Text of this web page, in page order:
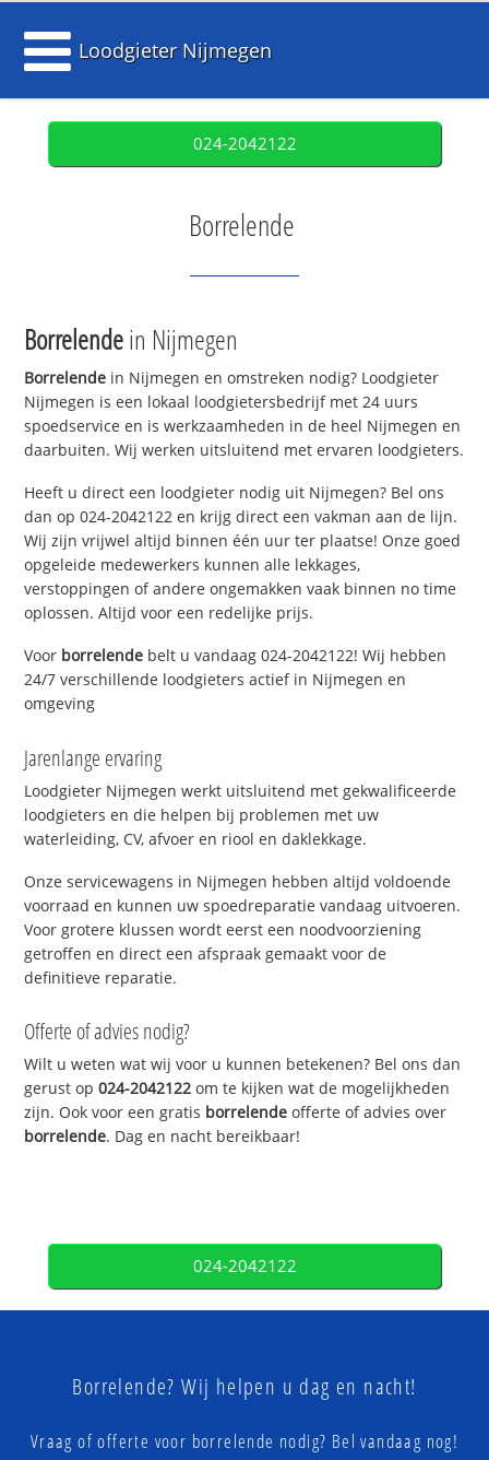
Loodgieter Nijmegen
024-2042122
Borrelende
Borrelendein Nijmegen
Borrelende in Nijmegen en omstreken nodig? Loodgieter
Nijmegen is een lokaal loodgietersbedrijf met 24 uurs
spoedservice en is werkzaamheden in de heel Nijmegen en
daarbuiten. Wij werken uitsluitend met ervaren loodgieters.
Heeft u direct een loodgieter nodig uit Nijmegen? Bel ons
dan op 024-2042122 en krijg direct een vakman aan de lijn.
Wij zijn vrijwel altijd binnen één uur ter plaatse! Onze goed
opgeleide medewerkers kunnen alle lekkages,
verstoppingen of andere ongemakken vaak binnen no time
oplossen. Altijd voor een redelijke prijs.
Voor borrelende belt u vandaag 024-2042122! Wij hebben
24/7 verschillende loodgieters actief in Nijmegen en
omgeving
Jarenlange ervaring
Loodgieter Nijmegen werkt uitsluitend met gekwalificeerde
loodgieters en die helpen bij problemen met uw
waterleiding, CV, afvoer en riool en daklekkage.
Onze servicewagens in Nijmegen hebben altijd voldoende
voorraad en kunnen uw spoedreparatie vandaag uitvoeren.
Voor grotere klussen wordt eerst een noodvoorziening
getroffen en direct een afspraak gemaakt voor de
definitieve reparatie.
Offerte of advies nodig?
Wilt u weten wat wij voor u kunnen betekenen? Bel ons dan
gerust op024-2042122 om te kijken wat de mogelijkheden
zijn. Ook voor een gratis borrelende offerte of advies over
borrelende. Dag en nacht bereikbaar!
024-2042122
Borrelende? Wij helpen u dag en nacht!
Vraag of offerte voor borrelende nodig? Bel vandaag nog!